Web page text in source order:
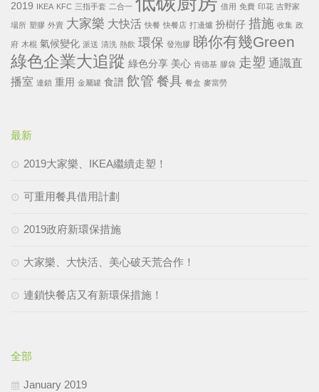
2019 IKEA KFC 三指手套 二合一 借用 免費 印花 吉野家
場所 塑膠 外賣 大家樂 大快活 快餐 快餐店 打邊爐 扮樹仔 措施 收集 政
府 木棍 氣候變化 派送 清洗 熱飲 環保 發泡膠 睇你有幾Green
綠色企業大追蹤 綠色分享 美心 肯德基 膠袋 走塑 通識直
播室 連鎖 重用 金屬罐 食譜 飲管 餐具 餐盒 麥當勞
最新
2019大家樂、IKEA繼續走塑！
可重用餐具借用計劃
2019政府新環保措施
大家樂、大快活、美心破天荒合作！
連鎖快餐店又有新環保措施！
全部
January 2019